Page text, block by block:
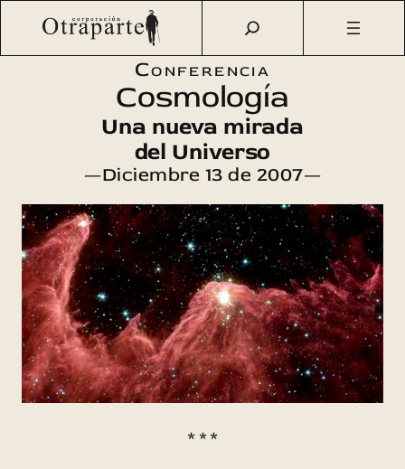
Saltar
Otraparte.org/ Agenda Cultural Ciencia
Cosmología, una
nueva mirada del Universo
Conferencia
Cosmología
Una nueva mirada
del Universo
—Diciembre 13 de 2007—
* * *